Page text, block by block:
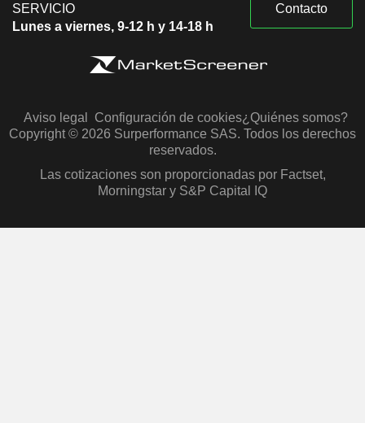
SERVICIO
Lunes a viernes, 9-12 h y 14-18 h
Contacto
Aviso legal Configuración de cookies¿Quiénes somos?
Copyright © 2026 Surperformance SAS. Todos los derechos
reservados.
Las cotizaciones son proporcionadas por Factset,
Morningstar y S&P Capital IQ